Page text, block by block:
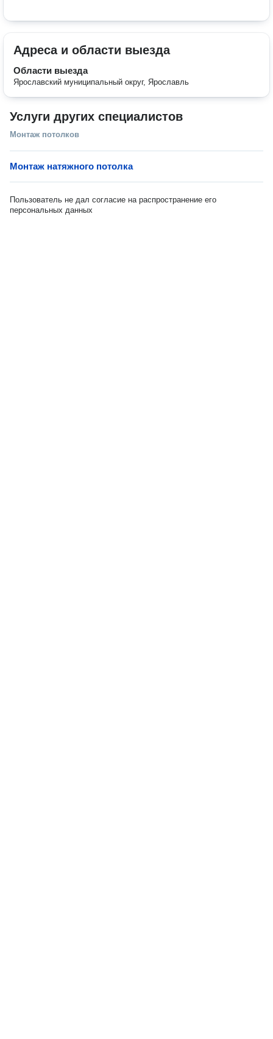
Адреса и области выезда
Области выезда
Ярославский муниципальный округ, Ярославль
Услуги других специалистов
Монтаж потолков
Монтаж натяжного потолка
Пользователь не дал согласие на распространение его
персональных данных